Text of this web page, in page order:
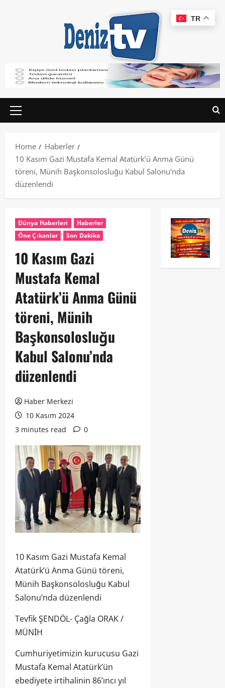
Home
Haberler
10 Kasım Gazi Mustafa Kemal Atatürk’ü Anma Günü
töreni, Münih Başkonsolosluğu Kabul Salonu’nda
düzenlendi
Dünya Haberleri
Haberler
Öne Çıkanlar
Son Dakika
10 Kasım Gazi
Mustafa Kemal
Atatürk’ü Anma Günü
töreni, Münih
Başkonsolosluğu
Kabul Salonu’nda
düzenlendi
Haber Merkezi
10 Kasım 2024
3 minutes read
0
10 Kasım Gazi Mustafa Kemal
Atatürk’ü Anma Günü töreni,
Münih Başkonsolosluğu Kabul
Salonu’nda düzenlendi
Tevfik ŞENDÖL- Çağla ORAK /
MÜNİH
Cumhuriyetimizin kurucusu Gazi
Mustafa Kemal Atatürk’ün
ebediyete irtihalinin 86’ıncı yıl
TR